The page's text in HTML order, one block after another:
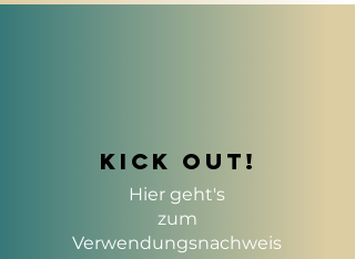
Kick out!
Hier geht's
zum
Verwendungsnachweis